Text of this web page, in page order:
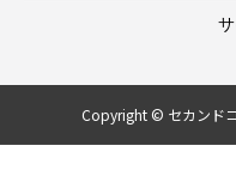
Copyright © セカンド